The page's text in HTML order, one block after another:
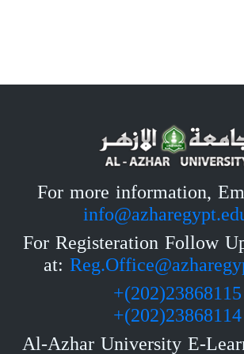
For more information,
For Registeration Follow
at:
23868115(202)+
23868114(202)+
Al-Azhar University E-